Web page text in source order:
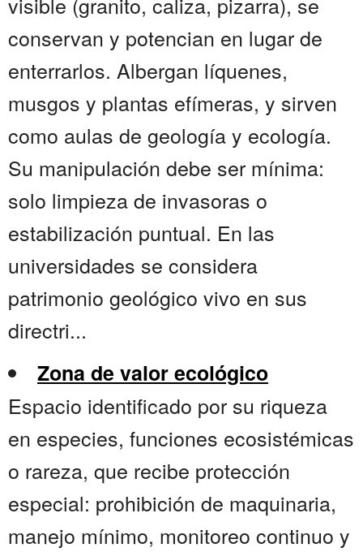
conservan y potencian en lugar de
enterrarlos. Albergan líquenes,
musgos y plantas efímeras, y sirven
como aulas de geología y ecología.
Su manipulación debe ser mínima:
solo limpieza de invasoras o
estabilización puntual. En las
universidades se considera
patrimonio geológico vivo en sus
directri...
Zona de valor ecológico
Espacio identificado por su riqueza
en especies, funciones ecosistémicas
o rareza, que recibe protección
especial: prohibición de maquinaria,
manejo mínimo, monitoreo continuo y